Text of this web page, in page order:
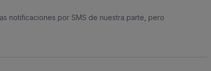
notificaciones por SMS de nuestra parte, pero